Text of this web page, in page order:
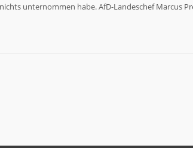
unternommen habe. AfD-Landeschef Marcus